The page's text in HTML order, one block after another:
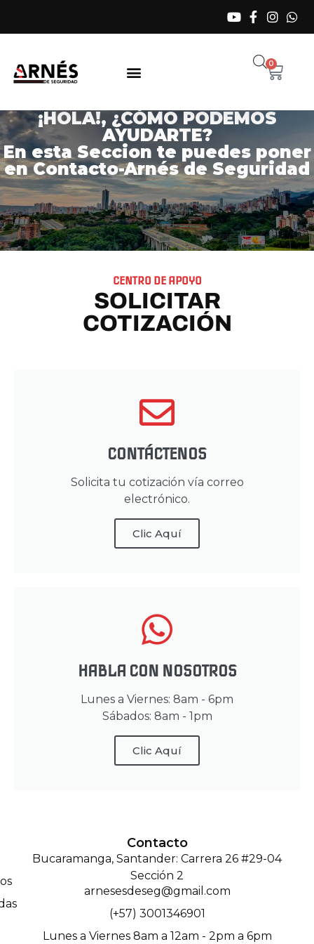
0
¡HOLA!, ¿CÓMO PODEMOS
AYUDARTE?
En esta Seccion te puedes poner
en Contacto-Arnés de Seguridad
CENTRO DE APOYO
SOLICITAR
COTIZACIÓN
CONTÁCTENOS
Solicita tu cotización vía correo
electrónico.
Clic Aquí
HABLA CON NOSOTROS
Lunes a Viernes: 8am - 6pm
Sábados: 8am - 1pm
Clic Aquí
Contacto
Bucaramanga, Santander: Carrera 26 #29-04
Sección 2
arnesesdeseg@gmail.com
(+57) 3001346901
Lunes a Viernes 8am a 12am - 2pm a 6pm